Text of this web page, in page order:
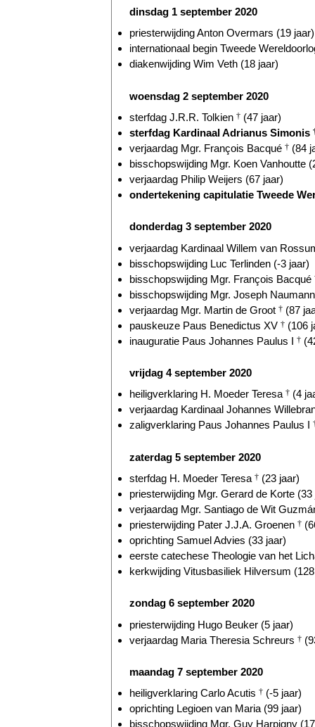
dinsdag 1 september 2020
priesterwijding Anton Overmars (19 jaar)
internationaal begin Tweede
diakenwijding Wim Veth (18 jaar)
woensdag 2 september 2020
sterfdag J.R.R. Tolkien † (47 jaar)
sterfdag Kardinaal Adrianus Simonis
verjaardag Mgr. François Bacqué † (84
bisschopswijding Mgr. Koen Vanhoutte
verjaardag Philip Weijers (67 jaar)
ondertekening capitulatie Tweede
donderdag 3 september 2020
verjaardag Kardinaal Willem van
bisschopswijding Luc Terlinden (-3 jaar)
bisschopswijding Mgr. François Bacqué
bisschopswijding Mgr. Joseph
verjaardag Mgr. Martin de Groot † (87
pauskeuze Paus Benedictus XV † (106
inauguratie Paus Johannes Paulus I †
vrijdag 4 september 2020
heiligverklaring H. Moeder Teresa † (4
verjaardag Kardinaal Johannes
zaligverklaring Paus Johannes Paulus I
zaterdag 5 september 2020
sterfdag H. Moeder Teresa † (23 jaar)
priesterwijding Mgr. Gerard de Korte (33
verjaardag Mgr. Santiago de Wit
priesterwijding Pater J.J.A. Groenen †
oprichting Samuel Advies (33 jaar)
eerste catechese Theologie van het
kerkwijding Vitusbasiliek Hilversum
zondag 6 september 2020
priesterwijding Hugo Beuker (5 jaar)
verjaardag Maria Theresia Schreurs †
maandag 7 september 2020
heiligverklaring Carlo Acutis † (-5 jaar)
oprichting Legioen van Maria (99 jaar)
bisschopswijding Mgr. Guy Harpigny